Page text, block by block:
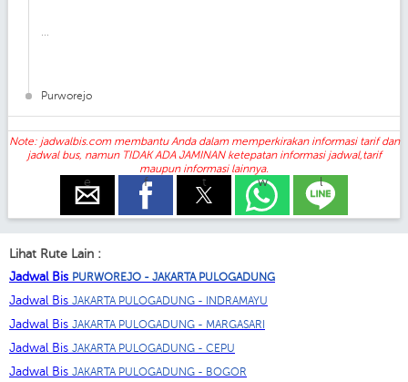
...
Purworejo
Note: jadwalbis.com membantu Anda dalam memperkirakan informasi tarif dan
jadwal bus, namun TIDAK ADA JAMINAN ketepatan informasi jadwal,tarif
maupun informasi lainnya.
e f t w l
Lihat Rute Lain :
Jadwal Bis PURWOREJO - JAKARTA PULOGADUNG
Jadwal Bis JAKARTA PULOGADUNG - INDRAMAYU
Jadwal Bis JAKARTA PULOGADUNG - MARGASARI
Jadwal Bis JAKARTA PULOGADUNG - CEPU
Jadwal Bis JAKARTA PULOGADUNG - BOGOR